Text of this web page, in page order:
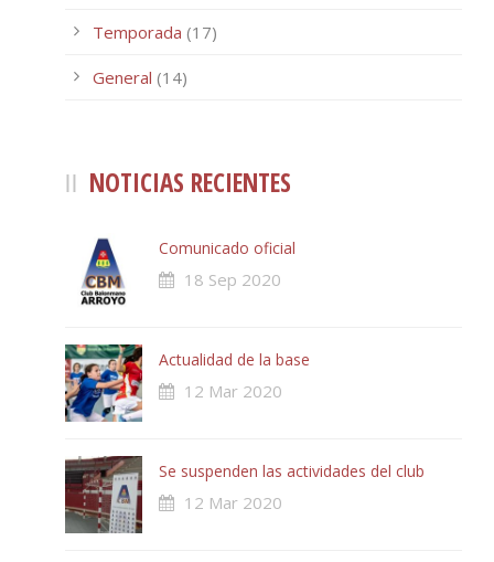
Temporada (17)
General (14)
NOTICIAS RECIENTES
Comunicado oficial
18 Sep 2020
Actualidad de la base
12 Mar 2020
Se suspenden las actividades del club
12 Mar 2020